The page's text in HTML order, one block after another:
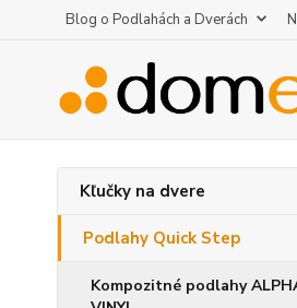
Blog o Podlahách a Dverách
Kľučky na dvere
Podlahy Quick Step
Kompozitné podlahy